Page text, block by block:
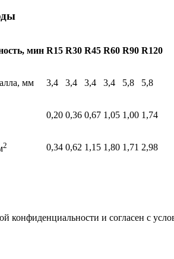
мин R15 R30 R45 R60 R90 R120
мм 3,4 3,4 3,4 3,4 5,8 5,8
0,20 0,36 0,67 1,05 1,00 1,74
2 0,34 0,62 1,15 1,80 1,71 2,98
конфиденциальности и согласен с